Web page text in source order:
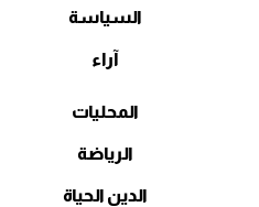
السياسة
آراء
المحليات
الرياضة
الدين الحياة